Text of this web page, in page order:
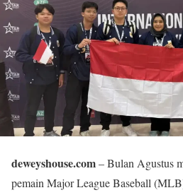
deweyshouse.com– Bulan Agustus
pemain Major League Baseball